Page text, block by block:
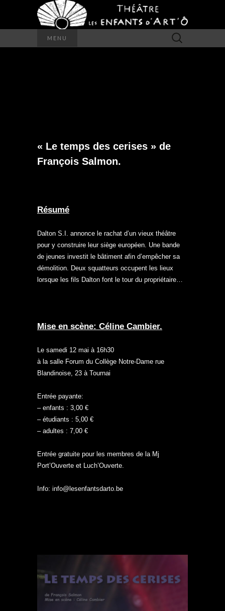
MENU Rechercher :
« Le temps des cerises » de
François Salmon.
Résumé
Dalton S.I. annonce le rachat d’un vieux théâtre
pour y construire leur siège européen. Une bande
de jeunes investit le bâtiment afin d’empêcher sa
démolition. Deux squatteurs occupent les lieux
lorsque les fils Dalton font le tour du propriétaire…
Mise en scène: Céline Cambier.
Le samedi 12 mai à 16h30
à la salle Forum du Collège Notre-Dame rue
Blandinoise, 23 à Tournai
Entrée payante:
– enfants : 3,00 €
– étudiants : 5,00 €
– adultes : 7,00 €
Entrée gratuite pour les membres de la Mj
Port’Ouverte et Luch’Ouverte.
Info: info@lesenfantsdarto.be